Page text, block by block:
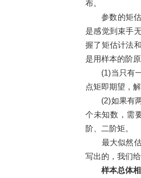
布。
参数的矩估
是感觉到束手
握了矩估计法
是用样本的阶
(1)当只有一
点矩即期望，
(2)如果有两
个未知数，需
阶、二阶矩。
最大似然估
写出的，我们
样本总体